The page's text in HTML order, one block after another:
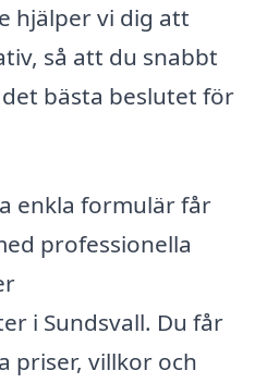
hjälper vi dig att
så att du snabbt
bästa beslutet för
enkla formulär får
professionella
i Sundsvall. Du får
priser, villkor och